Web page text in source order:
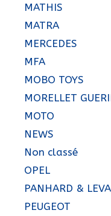
MATHIS
MATRA
MERCEDES
MFA
MOBO TOYS
MORELLET
MOTO
NEWS
Non classé
OPEL
PANHARD &
PEUGEOT